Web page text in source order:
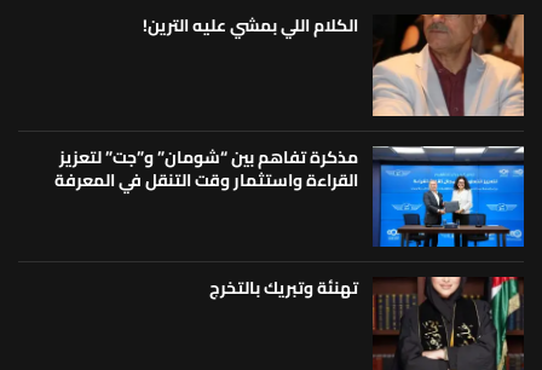
الكلام اللي بمشي عليه الترين!
مذكرة تفاهم بين “شومان” و”جت” لتعزيز
القراءة واستثمار وقت التنقل في المعرفة
تهنئة وتبريك بالتخرج